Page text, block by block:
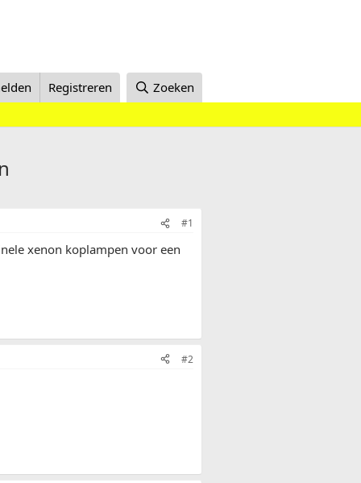
Registreren Zoeken
#1
xenon koplampen voor een
#2